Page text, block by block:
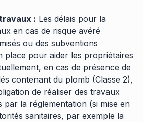
: Les délais pour la
en cas de risque avéré
ou des subventions
place pour aider les propriétaires
en cas de présence de
contenant du plomb (Classe 2),
de réaliser des travaux
par la réglementation (si mise en
sanitaires, par exemple la